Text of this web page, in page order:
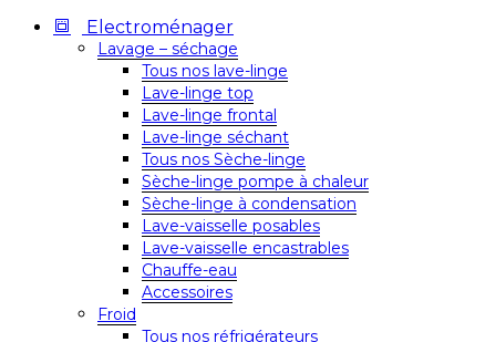
Electroménager
Lavage – séchage
Tous nos lave-linge
Lave-linge top
Lave-linge frontal
Lave-linge séchant
Tous nos Sèche-linge
Sèche-linge pompe à chaleur
Sèche-linge à condensation
Lave-vaisselle posables
Lave-vaisselle encastrables
Chauffe-eau
Accessoires
Froid
Tous nos réfrigérateurs